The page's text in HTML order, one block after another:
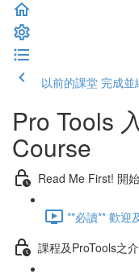
以前的課堂 完成並
Pro Tools
Course
Read Me First! 開
**必讀** 歡迎
課程及ProTools之